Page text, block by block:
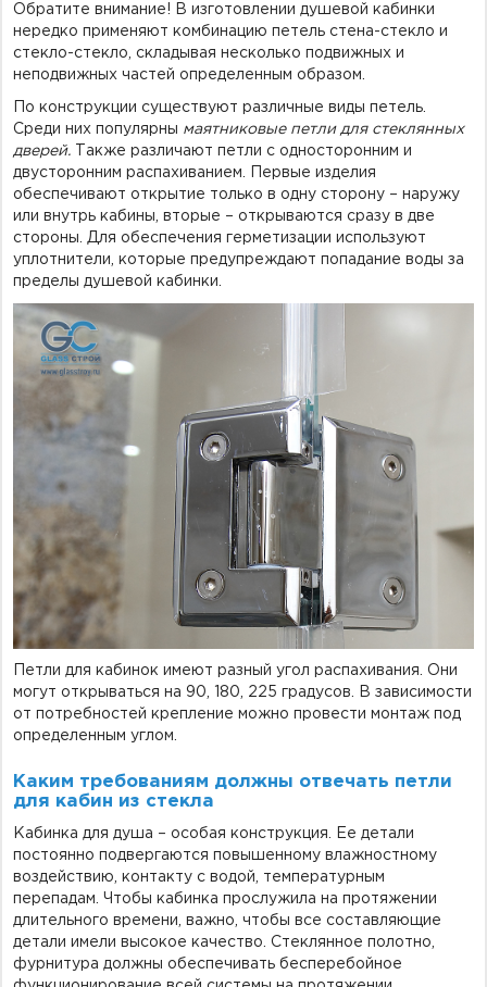
Обратите внимание! В изготовлении душевой кабинки
нередко применяют комбинацию петель стена-стекло и
стекло-стекло, складывая несколько подвижных и
неподвижных частей определенным образом.
По конструкции существуют различные виды петель.
Среди них популярны маятниковыепетли для стеклянных
дверей.
Также различают петли с односторонним и
двусторонним распахиванием. Первые изделия
обеспечивают открытие только в одну сторону – наружу
или внутрь кабины, вторые – открываются сразу в две
стороны. Для обеспечения герметизации используют
уплотнители, которые предупреждают попадание воды за
пределы душевой кабинки.
Петли для кабинок имеют разный угол распахивания. Они
могут открываться на 90, 180, 225 градусов. В зависимости
от потребностей крепление можно провести монтаж под
определенным углом.
Каким требованиям должны отвечать петли
для кабин из стекла
Кабинка для душа – особая конструкция. Ее детали
постоянно подвергаются повышенному влажностному
воздействию, контакту с водой, температурным
перепадам. Чтобы кабинка прослужила на протяжении
длительного времени, важно, чтобы все составляющие
детали имели высокое качество. Стеклянное полотно,
фурнитура должны обеспечивать бесперебойное